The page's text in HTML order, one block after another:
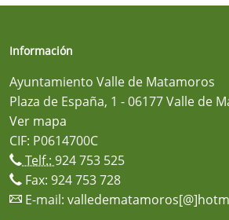
Información
Ayuntamiento Valle de Matamoros
Plaza de España, 1 - 06177 Valle de
Ver mapa
CIF: P0614700C
Telf.: 924 753 525
Fax: 924 753 728
E-mail: